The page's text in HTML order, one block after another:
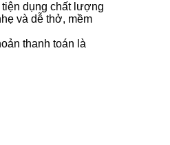
tiện dụng chất lượng
và dễ thở, mềm
thanh toán là